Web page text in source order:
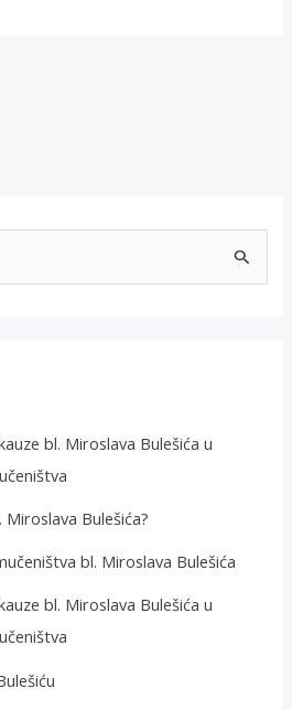
bl. Miroslava Bulešića u
Bulešića?
bl. Miroslava Bulešića
bl. Miroslava Bulešića u